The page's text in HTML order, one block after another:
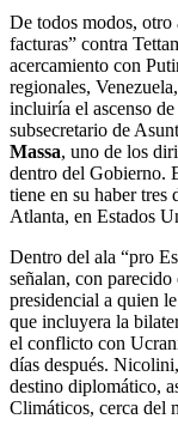
De todos modos, otro
facturas” contra
acercamiento con
regionales,
incluiría el ascenso de
subsecretario de
Massa, uno de los
dentro del Gobierno.
tiene en su haber
Atlanta, en Estados
Dentro del ala “pro
señalan, con parecido
presidencial a quien
que incluyera la
el conflicto con
días después.
destino diplomático,
Climáticos, cerca del